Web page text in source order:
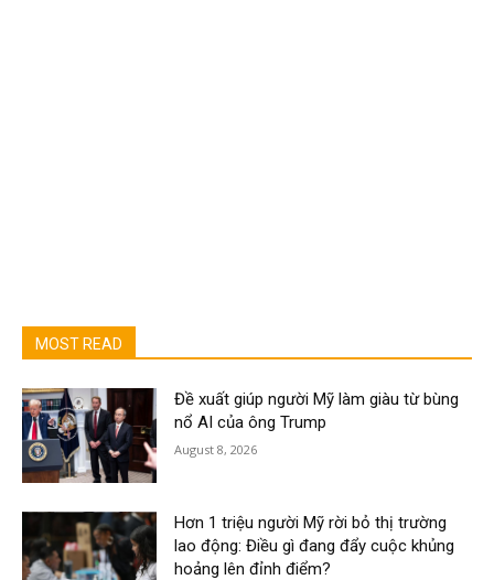
MOST READ
Đề xuất giúp người Mỹ làm giàu từ bùng
nổ AI của ông Trump
August 8, 2026
Hơn 1 triệu người Mỹ rời bỏ thị trường
lao động: Điều gì đang đẩy cuộc khủng
hoảng lên đỉnh điểm?